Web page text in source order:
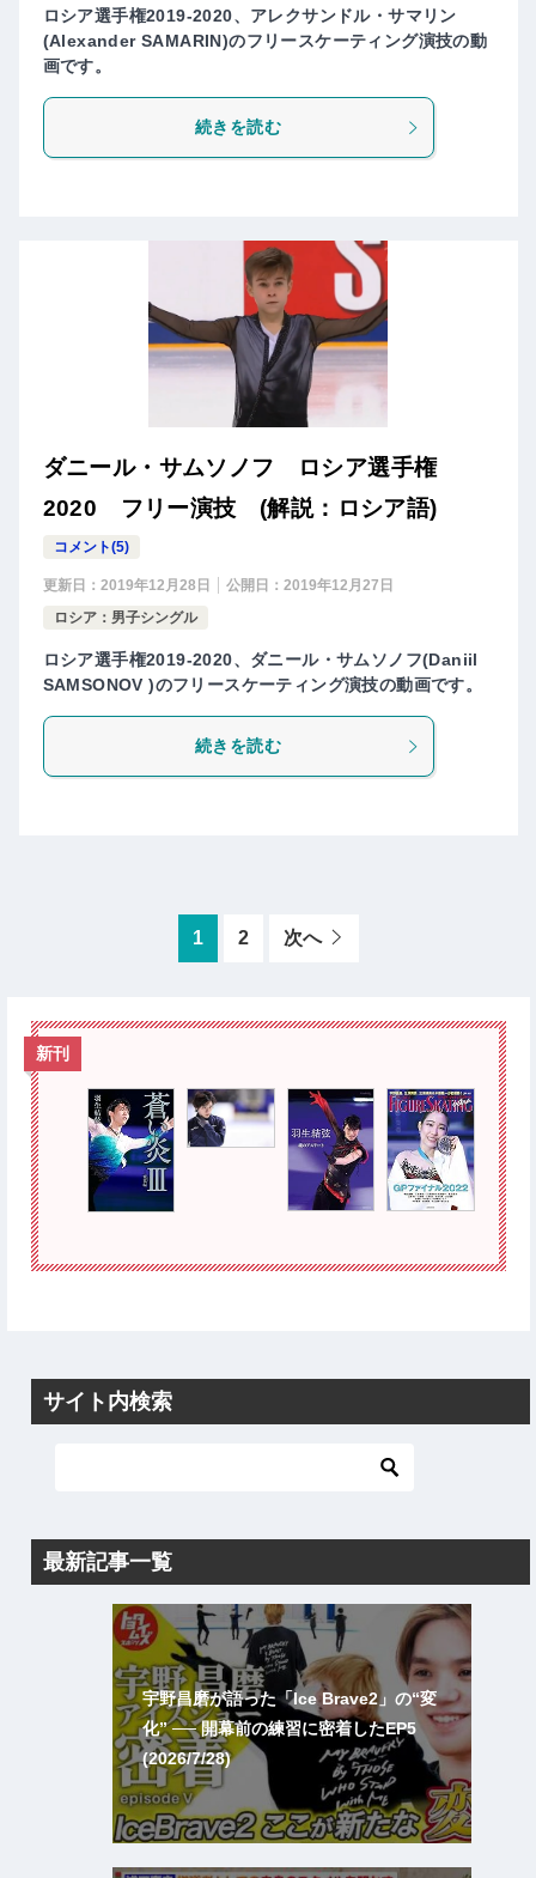
ロシア選手権2019-2020、アレクサンドル・サマリン
(Alexander SAMARIN)のフリースケーティング演技の動
画です。
続きを読む
ダニール・サムソノフ ロシア選手権
2020 フリー演技 (解説：ロシア語)
コメント(5)
更新日： 2019年12月28日 公開日： 2019年12月27日
ロシア：男子シングル
ロシア選手権2019-2020、ダニール・サムソノフ(Daniil
SAMSONOV )のフリースケーティング演技の動画です。
続きを読む
1 2 次へ
新刊
サイト内検索
最新記事一覧
宇野昌磨が語った「Ice Brave2」の“変
化” ── 開幕前の練習に密着したEP5
(2026/7/28)